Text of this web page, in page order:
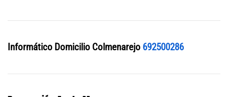
Informático Domicilio Colmenarejo 692500286